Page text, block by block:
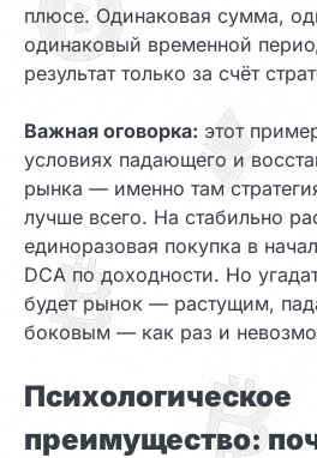
плюсе. Одинаковая сумма,
одинаковый временной
результат только за счёт
Важная оговорка: этот
условиях падающего и
рынка — именно там
лучше всего. На стабильно
единоразовая покупка в
DCA по доходности. Но
будет рынок — растущим,
боковым — как раз и
Психологическое
преимущество: